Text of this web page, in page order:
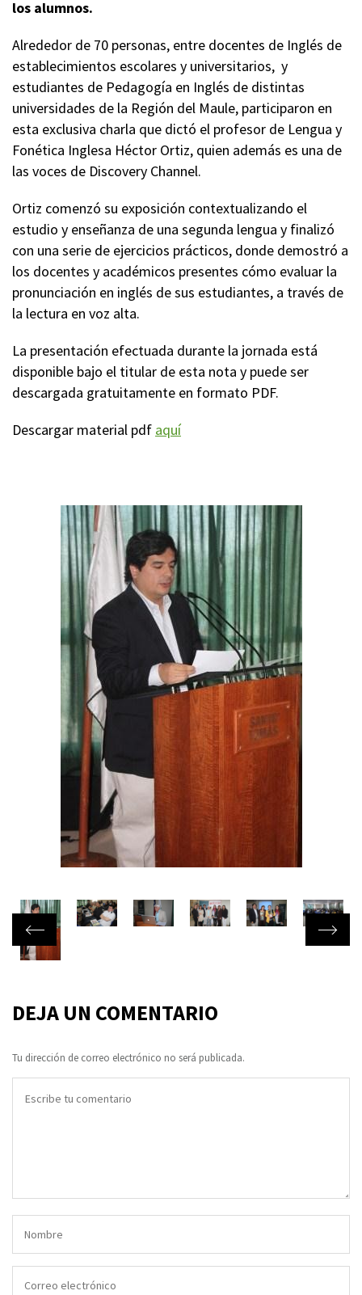
los alumnos.
Alrededor de 70 personas, entre docentes de Inglés de
establecimientos escolares y universitarios, y
estudiantes de Pedagogía en Inglés de distintas
universidades de la Región del Maule, participaron en
esta exclusiva charla que dictó el profesor de Lengua y
Fonética Inglesa Héctor Ortiz, quien además es una de
las voces de Discovery Channel.
Ortiz comenzó su exposición contextualizando el
estudio y enseñanza de una segunda lengua y finalizó
con una serie de ejercicios prácticos, donde demostró a
los docentes y académicos presentes cómo evaluar la
pronunciación en inglés de sus estudiantes, a través de
la lectura en voz alta.
La presentación efectuada durante la jornada está
disponible bajo el titular de esta nota y puede ser
descargada gratuitamente en formato PDF.
Descargar material pdf aquí
DEJA UN COMENTARIO
Tu dirección de correo electrónico no será publicada.